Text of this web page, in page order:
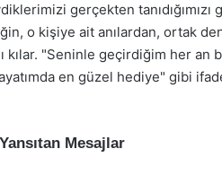
gerçekten
o kişiye ait anılardan, ortak
kılar. "Seninle geçirdiğim her
en güzel hediye" gibi
Mesajlar